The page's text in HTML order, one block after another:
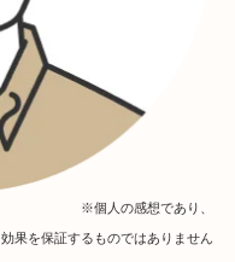
※個人の感想であり、
効果を保証するものではありません